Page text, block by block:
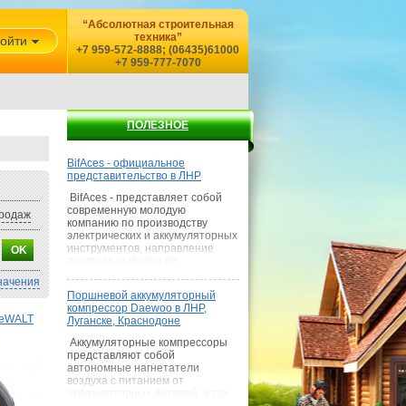
ПОЛЕЗНОЕ
BifAces - официальное
представительство в ЛНР
BifAces - представляет собой
современную молодую
компанию по производству
электрических и аккумуляторных
инструментов, направление
получает умеренную цену при
качестве среднем качестве
товара и как показывает наш
опыт — выше сред
Поршневой аккумуляторный
компрессор Daewoo в ЛНР,
Луганске, Краснодоне
Аккумуляторные компрессоры
представляют собой
автономные нагнетатели
воздуха с питанием от
“Абсолютная строительная
техника”
+7 959-572-8888; (06435)61000
+7 959-777-7070